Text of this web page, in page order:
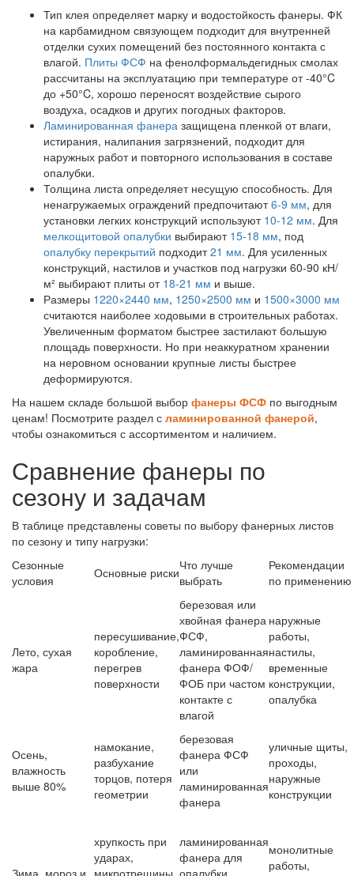
Тип клея определяет марку и водостойкость фанеры. ФК
на карбамидном связующем подходит для внутренней
отделки сухих помещений без постоянного контакта с
влагой. Плиты ФСФ на фенолформальдегидных смолах
рассчитаны на эксплуатацию при температуре от -40°C
до +50°C, хорошо переносят воздействие сырого
воздуха, осадков и других погодных факторов.
Ламинированная фанера защищена пленкой от влаги,
истирания, налипания загрязнений, подходит для
наружных работ и повторного использования в составе
опалубки.
Толщина листа определяет несущую способность. Для
ненагружаемых ограждений предпочитают6-9 мм, для
установки легких конструкций используют 10-12 мм. Для
мелкощитовой опалубки выбирают 15-18 мм, под
опалубку перекрытий подходит21 мм. Для усиленных
конструкций, настилов и участков под нагрузки 60-90 кН/
м² выбирают плиты от 18-21 мм и выше.
Размеры 1220×2440 мм, 1250×2500 мм и 1500×3000 мм
считаются наиболее ходовыми в строительных работах.
Увеличенным форматом быстрее застилают большую
площадь поверхности. Но при неаккуратном хранении
на неровном основании крупные листы быстрее
деформируются.
На нашем складе большой выбор фанеры ФСФ по выгодным
ценам! Посмотрите раздел с ламинированной фанерой,
чтобы ознакомиться с ассортиментом и наличием.
Сравнение фанеры по
сезону и задачам
В таблице представлены советы по выбору фанерных листов
по сезону и типу нагрузки:
Сезонные
условия
Основные рискиЧто лучше
выбрать
Рекомендации
по применению
Лето, сухая
жара
пересушивание,
коробление,
перегрев
поверхности
березовая или
хвойная фанера
ФСФ,
ламинированная
фанера ФОФ/
ФОБ при частом
контакте с
влагой
наружные
работы,
настилы,
временные
конструкции,
опалубка
Осень,
влажность
выше 80%
намокание,
разбухание
торцов, потеря
геометрии
березовая
фанера ФСФ
или
ламинированная
фанера
уличные щиты,
проходы,
наружные
конструкции
хрупкость при
ударах,
ламинированная
фанера для
монолитные
работы,